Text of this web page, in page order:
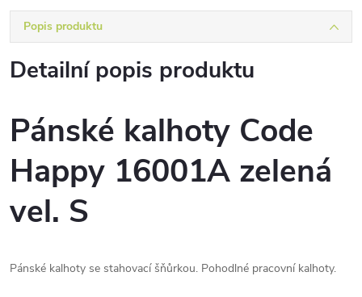
Popis produktu
Detailní popis produktu
Pánské kalhoty Code
Happy 16001A zelená
vel. S
Pánské kalhoty se stahovací šňůrkou. Pohodlné pracovní kalhoty.